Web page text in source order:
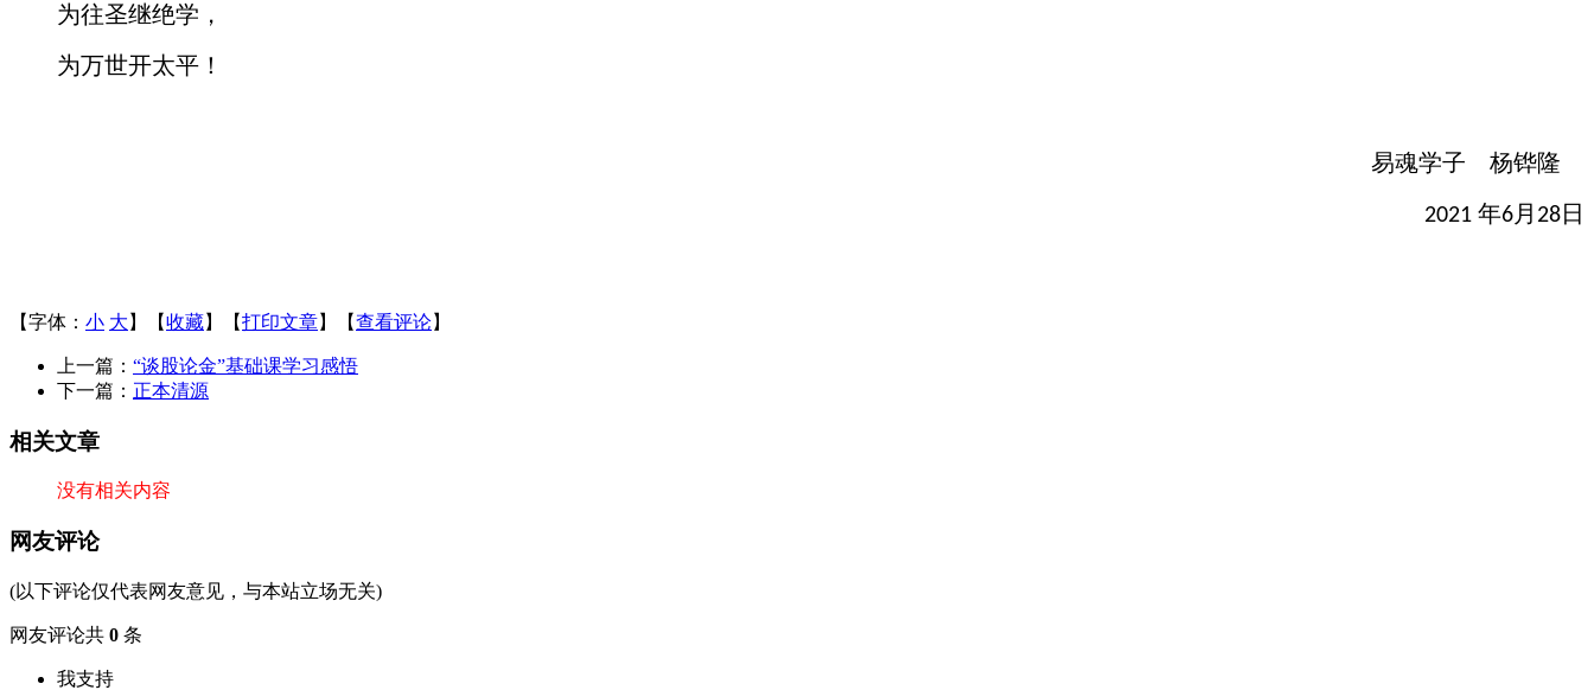
为往圣继绝学，
为万世开太平！
易魂学子 杨铧隆
2021 年6 月 28 日
【字体： 小 大 】【收藏】【打印文章】【查看评论】
上一篇： “谈股论金”基础课学习感悟
下一篇： 正本清源
相关文章
没有相关内容
网友评论
(以下评论仅代表网友意见，与本站立场无关)
网友评论共 0 条
我支持